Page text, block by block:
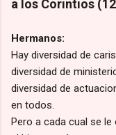
a los Corintios
Hermanos:
Hay diversidad de
diversidad de
diversidad de
en todos.
Pero a cada cual se